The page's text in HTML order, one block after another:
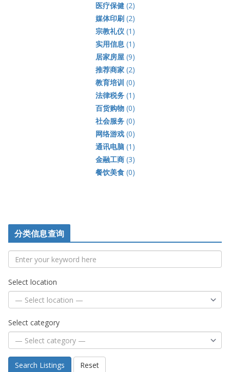
医疗保健(2)
媒体印刷(2)
宗教礼仪(1)
实用信息(1)
居家房屋(9)
推荐商家(2)
教育培训 (0)
法律税务(1)
百货购物(0)
社会服务(0)
网络游戏(0)
通讯电脑(1)
金融工商(3)
餐饮美食(0)
分类信息查询
Select location
Select category
Search Listings Reset